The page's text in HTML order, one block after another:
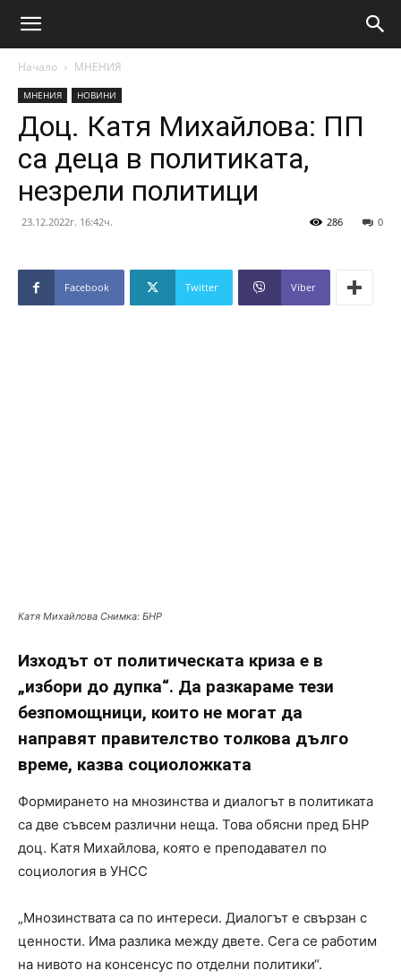
Начало МНЕНИЯ
МНЕНИЯ НОВИНИ
Доц. Катя Михайлова: ПП
са деца в политиката,
незрели политици
23.12.2022г. 16:42ч. 0
286
Facebook Twitter Viber
Катя Михайлова Снимка: БНР
Изходът от политическата криза е в
„избори до дупка“. Да разкараме тези
безпомощници, които не могат да
направят правителство толкова дълго
време, казва социоложката
Формирането на мнозинства и диалогът в политиката
са две съвсем различни неща. Това обясни пред БНР
доц. Катя Михайлова, която е преподавател по
социология в УНСС
„Мнозинствата са по интереси. Диалогът е свързан с
ценности. Има разлика между двете. Сега се работим
на нивото на консенсус по отделни политики“.